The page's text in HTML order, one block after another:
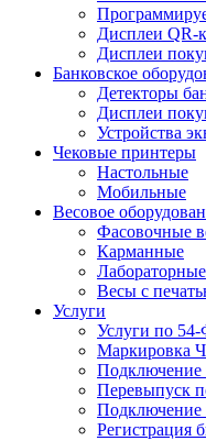
Дисплеи QR-
Дисплеи
Банковское
Детекторы
Дисплеи
Устройства
Чековые принтеры
Настольные
Мобильные
Весовое
Фасовочные
Карманные
Лабораторные
Весы с
Услуги
Услуги по
Маркировка
Подключение
Перевыпуск
Подключение
Регистрация